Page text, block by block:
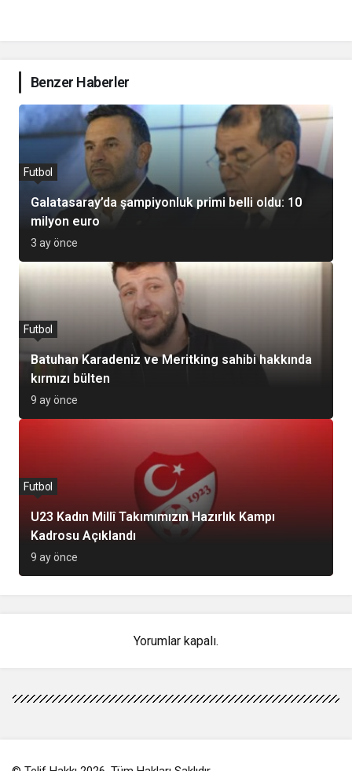
Benzer Haberler
Galatasaray’da şampiyonluk primi belli oldu: 10
milyon euro
Futbol
3 ay önce
Batuhan Karadeniz ve Meritking sahibi hakkında
kırmızı bülten
Futbol
9 ay önce
U23 Kadın Millî Takımımızın Hazırlık Kampı
Kadrosu Açıklandı
Futbol
9 ay önce
Yorumlar kapalı.